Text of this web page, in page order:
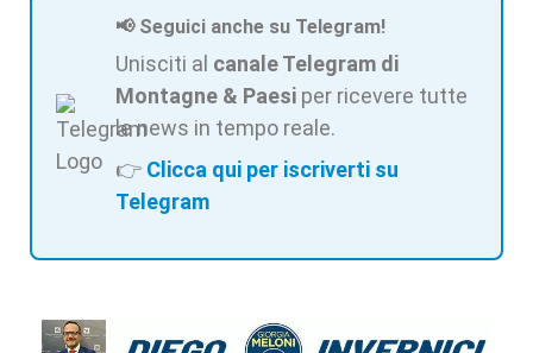
📢 Seguici anche su Telegram!
Unisciti al canale Telegram di
Montagne & Paesi per ricevere tutte
le news in tempo reale.
👉 Clicca qui per iscriverti su
Telegram